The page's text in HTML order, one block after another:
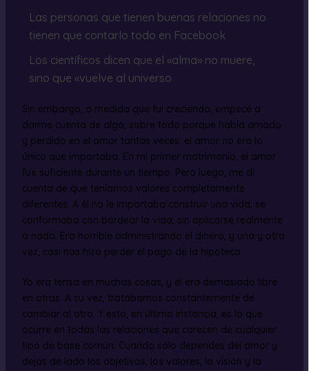
Las personas que tienen buenas relaciones no
tienen que contarlo todo en Facebook
Los científicos dicen que el «alma» no muere,
sino que «vuelve al universo
Sin embargo, a medida que fui creciendo, empecé a
darme cuenta de algo, sobre todo porque había amado
y perdido en el amor tantas veces: el amor no era lo
único que importaba. En mi primer matrimonio, el amor
fue suficiente durante un tiempo. Pero luego, me di
cuenta de que teníamos valores completamente
diferentes. A él no le importaba construir una vida, se
conformaba con bordear la vida, sin aplicarse realmente
a nada. Era horrible administrando el dinero, y una y otra
vez, casi nos hizo perder el pago de la hipoteca.
Yo era tensa en muchas cosas, y él era demasiado libre
en otras. A su vez, tratábamos constantemente de
cambiar al otro. Y esto, en última instancia, es lo que
ocurre en todas las relaciones que carecen de cualquier
tipo de base común. Cuando sólo dependes del amor y
dejas de lado los objetivos, los valores, la visión y la